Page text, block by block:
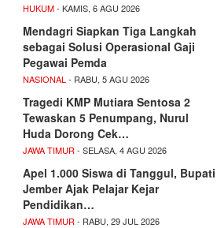
HUKUM- KAMIS, 6 AGU 2026
Mendagri Siapkan Tiga Langkah
sebagai Solusi Operasional Gaji
Pegawai Pemda
NASIONAL - RABU, 5 AGU 2026
Tragedi KMP Mutiara Sentosa 2
Tewaskan 5 Penumpang, Nurul
Huda Dorong Cek…
JAWA TIMUR - SELASA, 4 AGU 2026
Apel 1.000 Siswa di Tanggul, Bupati
Jember Ajak Pelajar Kejar
Pendidikan…
JAWA TIMUR - RABU, 29 JUL 2026